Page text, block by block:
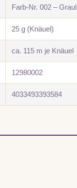
Farb-Nr. 002 –
25 g (Knäuel)
ca. 115 m je Knäuel
12980002
4033493393584